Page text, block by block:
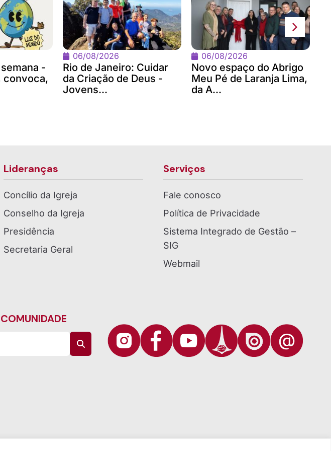
-
convoca,
06/08/2026
Rio de Janeiro: Cuidar
da Criação de Deus -
Jovens...
06/08/2026
Novo espaço do Abrigo
Meu Pé de Laranja Lima,
da A...
Lideranças
Concílio da Igreja
Conselho da Igreja
Presidência
Secretaria Geral
Serviços
Fale conosco
Política de Privacidade
Sistema Integrado de Gestão –
SIG
Webmail